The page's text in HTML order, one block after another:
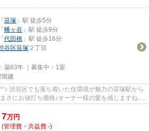
「笹塚 」駅 徒歩5分
「幡ヶ谷 」駅 徒歩9分
「代田橋 」駅 徒歩16分
谷区笹塚 ２丁目
築63年 ｜募集中： 1室
建
渋谷区でも落ち着いた住環境が魅力の笹塚駅から
さにお値打ち価格♪オーナー様の愛を感じますね
7万円
(管理費・共益費 -)